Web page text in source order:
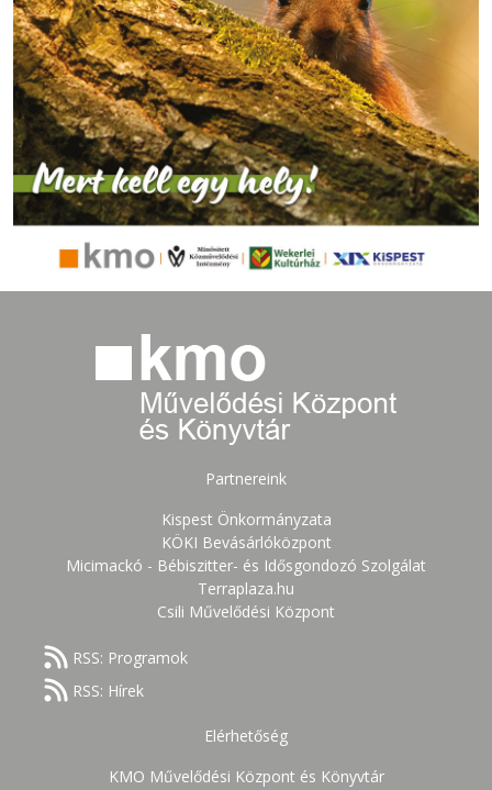
Partnereink
Kispest Önkormányzata
KÖKI Bevásárlóközpont
Micimackó - Bébiszitter- és Idősgondozó Szolgálat
Terraplaza.hu
Csili Művelődési Központ
RSS: Programok
RSS: Hírek
Elérhetőség
KMO Művelődési Központ és Könyvtár